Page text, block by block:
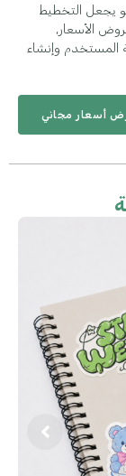
يجعل التخطيط
الأسعار,
وإنشاء
أسعار مجاني